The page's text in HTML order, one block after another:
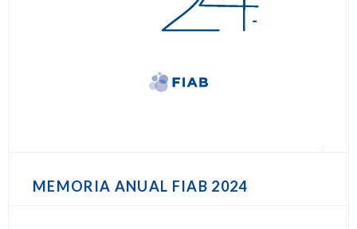
MEMORIA ANUAL FIAB 2024